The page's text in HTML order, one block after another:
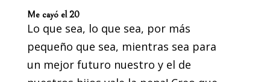
Me cayó el 20
Lo que sea, lo que sea, por más
pequeño que sea, mientras sea para
un mejor futuro nuestro y el de